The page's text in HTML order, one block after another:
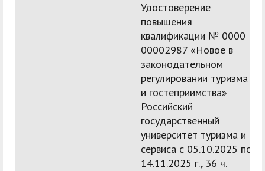
Удостоверение
повышения
квалификации № 0000
00002987 «Новое в
законодательном
регулировании туризма
и гостеприимства»
Российский
государственный
университет туризма и
сервиса с 05.10.2025 по
14.11.2025 г., 36 ч.